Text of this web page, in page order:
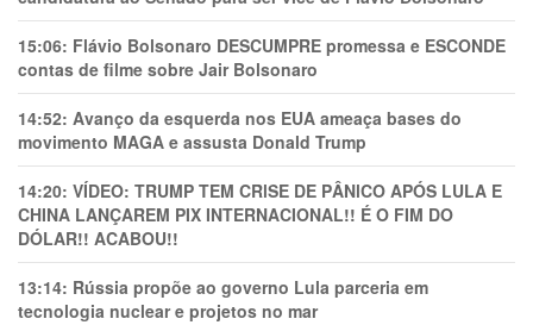
15:06: Flávio Bolsonaro DESCUMPRE promessa e ESCONDE
contas de filme sobre Jair Bolsonaro
14:52: Avanço da esquerda nos EUA ameaça bases do
movimento MAGA e assusta Donald Trump
14:20: VÍDEO: TRUMP TEM CRlSE DE PÂNlCO APÓS LULA E
CHINA LANÇAREM PIX INTERNACIONAL!! É O FIM DO
DÓLAR!! ACABOU!!
13:14: Rússia propõe ao governo Lula parceria em
tecnologia nuclear e projetos no mar